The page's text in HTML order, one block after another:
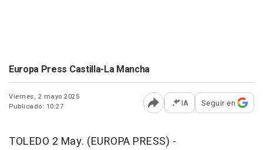
Europa Press Castilla-La Mancha
Viernes, 2 mayo 2025
Publicado: 10:27
Abrir opciones para
IA Seguir en
TOLEDO 2 May. (EUROPA PRESS) -